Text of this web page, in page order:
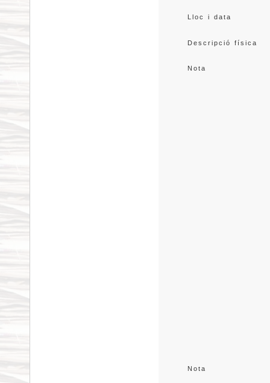
Lloc i data
Descripció física
Nota
Nota